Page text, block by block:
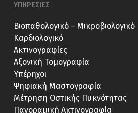
ΥΠΗΡΕΣΙΕΣ
Βιοπαθολογικό – Μικροβιολογικό
Καρδιολογικό
Ακτινογραφίες
Αξονική Τομογραφία
Υπέρηχοι
Ψηφιακή Μαστογραφία
Μέτρηση Οστικής Πυκνότητας
Πανοραμική Ακτινογραφία